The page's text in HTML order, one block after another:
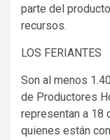
parte del
recursos.
LOS FERIANTES
Son al menos
de Productores
representan a 18
quienes están